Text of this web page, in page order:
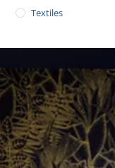
Textiles